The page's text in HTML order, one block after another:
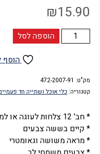
₪15.90
כמות
של
צבעוניות
לעוגה
פעמי
הוספה לסל
מק"ט: 472-2007-91
קטגוריה: כלי אוכל ושתייה חד
* חב' 12 צלחות לעוגה או למנה ראשונה :
* קיים בששה צבעים
* מראה משושה וגאומטרי